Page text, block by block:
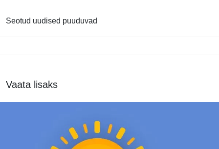
Seotud uudised puuduvad
Vaata lisaks